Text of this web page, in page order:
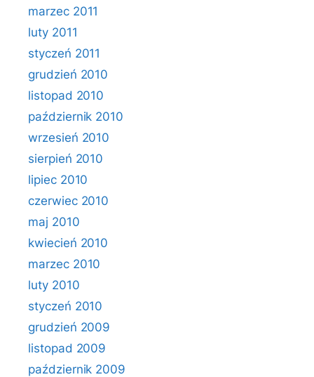
marzec 2011
luty 2011
styczeń 2011
grudzień 2010
listopad 2010
październik 2010
wrzesień 2010
sierpień 2010
lipiec 2010
czerwiec 2010
maj 2010
kwiecień 2010
marzec 2010
luty 2010
styczeń 2010
grudzień 2009
listopad 2009
październik 2009